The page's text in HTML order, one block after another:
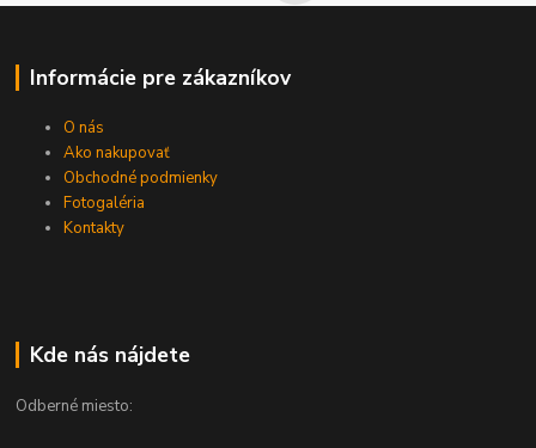
Informácie pre zákazníkov
O nás
Ako nakupovať
Obchodné podmienky
Fotogaléria
Kontakty
Kde nás nájdete
Odberné miesto: